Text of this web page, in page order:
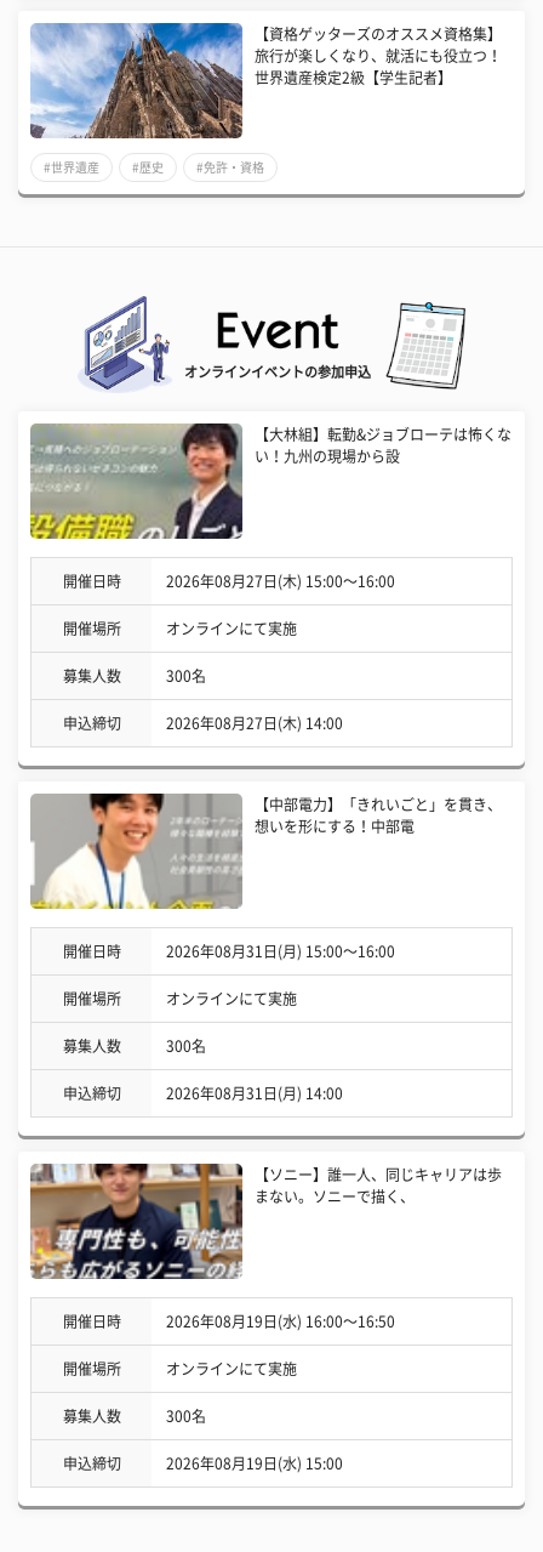
【資格ゲッターズのオススメ資格集】
旅行が楽しくなり、就活にも役立つ！
世界遺産検定2級【学生記者】
#世界遺産 #歴史 #免許・資格
オンラインイベントの参加申込
【大林組】転勤&ジョブローテは怖くな
い！九州の現場から設
開催日時 2026年08月27日(木) 15:00〜16:00
開催場所 オンラインにて実施
募集人数 300名
申込締切 2026年08月27日(木) 14:00
【中部電力】「きれいごと」を貫き、
想いを形にする！中部電
開催日時 2026年08月31日(月) 15:00〜16:00
開催場所 オンラインにて実施
募集人数 300名
申込締切 2026年08月31日(月) 14:00
【ソニー】誰一人、同じキャリアは歩
まない。ソニーで描く、
開催日時 2026年08月19日(水) 16:00〜16:50
開催場所 オンラインにて実施
募集人数 300名
申込締切 2026年08月19日(水) 15:00